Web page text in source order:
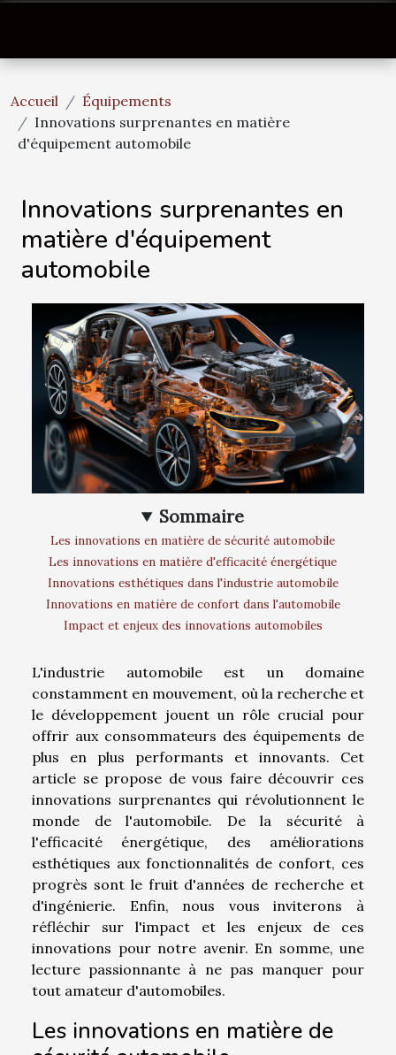
Accueil
Équipements
Innovations surprenantes en matière
d'équipement automobile
Innovations surprenantes en
matière d'équipement
automobile
Sommaire
Les innovations en matière de sécurité automobile
Les innovations en matière d'efficacité énergétique
Innovations esthétiques dans l'industrie automobile
Innovations en matière de confort dans l'automobile
Impact et enjeux des innovations automobiles
L'industrie automobile est un domaine
constamment en mouvement, où la recherche et
le développement jouent un rôle crucial pour
offrir aux consommateurs des équipements de
plus en plus performants et innovants. Cet
article se propose de vous faire découvrir ces
innovations surprenantes qui révolutionnent le
monde de l'automobile. De la sécurité à
l'efficacité énergétique, des améliorations
esthétiques aux fonctionnalités de confort, ces
progrès sont le fruit d'années de recherche et
d'ingénierie. Enfin, nous vous inviterons à
réfléchir sur l'impact et les enjeux de ces
innovations pour notre avenir. En somme, une
lecture passionnante à ne pas manquer pour
tout amateur d'automobiles.
Les innovations en matière de